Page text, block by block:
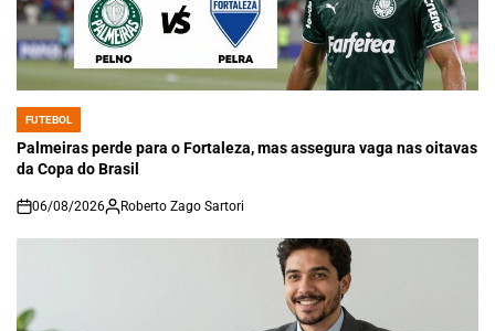
POSTED
IN
FUTEBOL
Palmeiras perde para o Fortaleza, mas assegura vaga nas oitavas
da Copa do Brasil
on
06/08/2026 Roberto Zago Sartori